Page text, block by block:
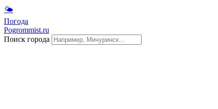
🌤
Погода
Pogrommist.ru
Поиск города